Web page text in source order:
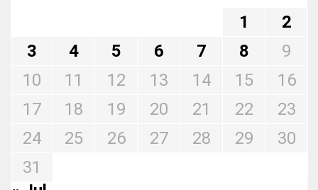
1
2
3
4 5 6 7 8
9
10
11 12 13 14 15
16
17
18 19 20 21 22
23
24
25 26 27 28 29
30
31